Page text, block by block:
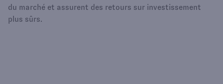
du marché et assurent des retours sur investissement
plus sûrs.